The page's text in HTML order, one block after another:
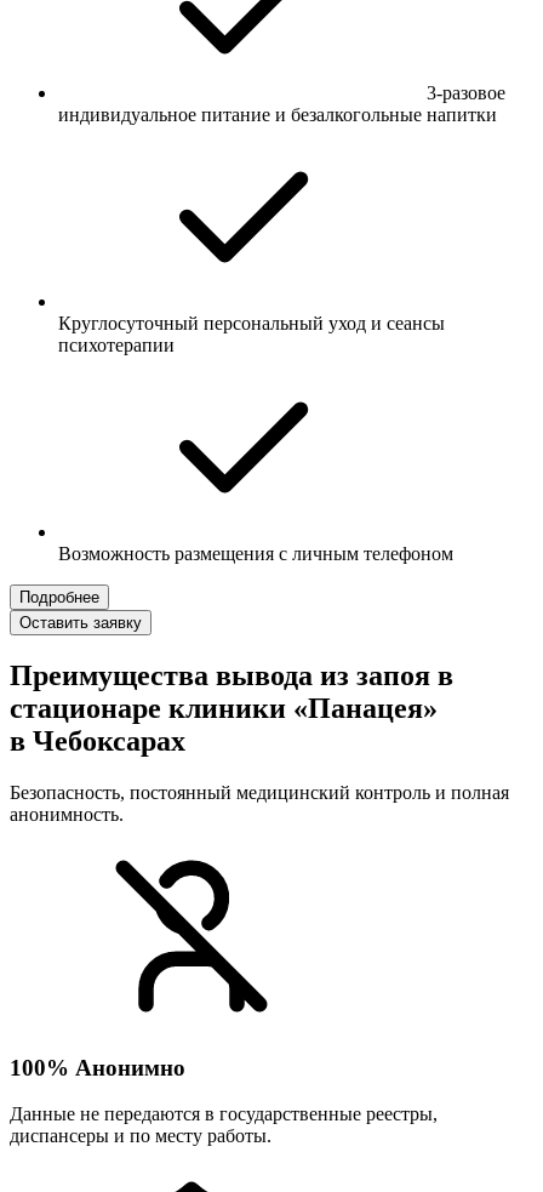
3-разовое
индивидуальное питание и безалкогольные напитки
Круглосуточный персональный уход и сеансы
психотерапии
Возможность размещения с личным телефоном
Подробнее
Оставить заявку
Преимущества вывода из запоя в
стационаре клиники «Панацея»
в Чебоксарах
Безопасность, постоянный медицинский контроль и полная
анонимность.
100% Анонимно
Данные не передаются в государственные реестры,
диспансеры и по месту работы.